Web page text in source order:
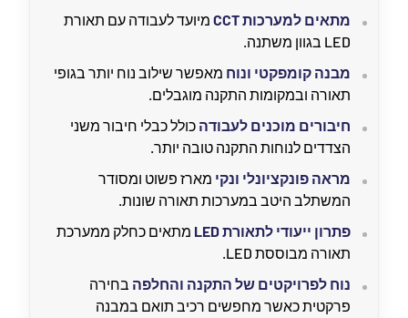
מתאים למערכות CCT
מיועד לעבודה עם תאורת
LED בגוון משתנה.
מבנה קומפקטי ונוח מאפשר שילוב נוח יותר בגופי
תאורה ובמקומות התקנה מוגבלים.
חיבורים מוכנים לעבודה כולל כבלי חיבור משני
הצדדים לנוחות התקנה טובה יותר.
מראה פונקציונלי ונקי מארז פשוט ומסודר
המשתלב היטב במערכות תאורה שונות.
פתרון ייעודי לתאורת LED
מתאים כחלק ממערכת
תאורה מבוססת LED.
נוח לפרויקטים של התקנה והחלפה בחירה
פרקטית כאשר מחפשים רכיב תואם במבנה